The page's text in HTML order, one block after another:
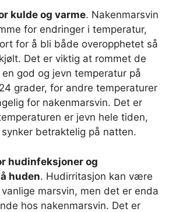
kulde og varme. Nakenmarsvin
for endringer i temperatur,
for å bli både overopphetet så
Det er viktig at rommet de
god og jevn temperatur på
grader, for andre temperaturer
for nakenmarsvin. Det er
er jevn hele tiden,
betraktelig på natten.
hudinfeksjoner og
huden. Hudirritasjon kan være
marsvin, men det er enda
hos nakenmarsvin. Det er